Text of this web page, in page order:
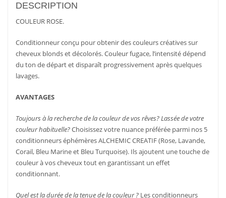
DESCRIPTION
COULEUR ROSE.
Conditionneur conçu pour obtenir des couleurs créatives sur
cheveux blonds et décolorés. Couleur fugace, l’intensité dépend
du ton de départ et disparaît progressivement après quelques
lavages.
AVANTAGES
Toujours à la recherche de la couleur de vos rêves?Lassée de votre
couleur habituelle?Choisissez votre nuance préférée parmi nos 5
conditionneurs éphémères ALCHEMIC CREATIF (Rose, Lavande,
Corail, Bleu Marine et Bleu Turquoise). Ils ajoutent une touche de
couleur à vos cheveux tout en garantissant un effet
conditionnant.
Quel est la durée de la tenue de la couleur ? Les conditionneurs